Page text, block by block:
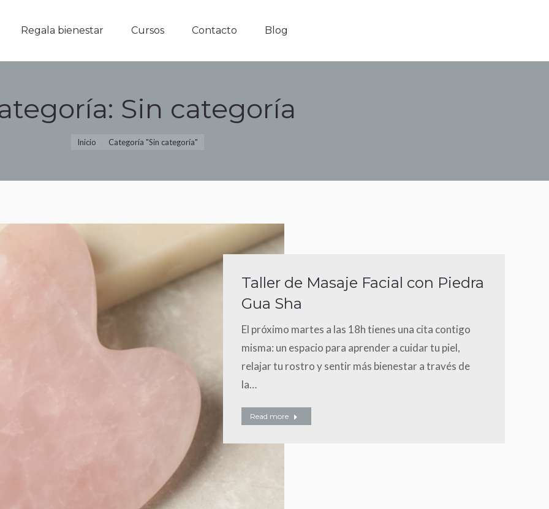
Regala bienestar Cursos Contacto Blog
Sin categoría
Inicio Categoría "Sin categoría"
Taller de Masaje Facial con Piedra
Gua Sha
El próximo martes a las 18h tienes una cita contigo
misma: un espacio para aprender a cuidar tu piel,
relajar tu rostro y sentir más bienestar a través de
la…
Read more